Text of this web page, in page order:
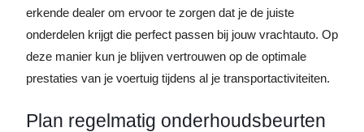
erkende dealer om ervoor te zorgen dat je de juiste
onderdelen krijgt die perfect passen bij jouw vrachtauto. Op
deze manier kun je blijven vertrouwen op de optimale
prestaties van je voertuig tijdens al je transportactiviteiten.
Plan regelmatig onderhoudsbeurten